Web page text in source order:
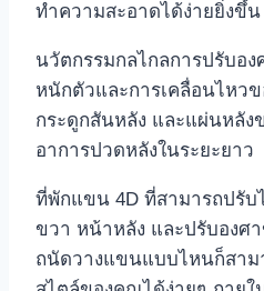
ทำความสะอาดได้ง่ายยิ่งขึ้น
นวัตกรรมกลไกลการปรับอ
หนักตัวและการเคลื่อนไหว
กระดูกสันหลัง และแผ่นหลั
อาการปวดหลังในระยะยาว
ที่พักแขน 4D ที่สามารถปรับ
ขวา หน้าหลัง และปรับองศ
ถนัดวางแขนแบบไหนก็สาม